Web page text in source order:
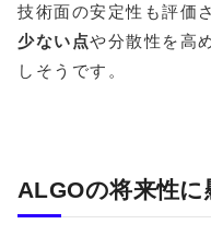
技術面の安定性も評価
少ない点や分散性を高
しそうです。
ALGOの将来性